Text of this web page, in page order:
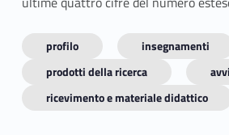
profilo
insegnamenti
prodotti della ricerca
ricevimento e materiale didattico